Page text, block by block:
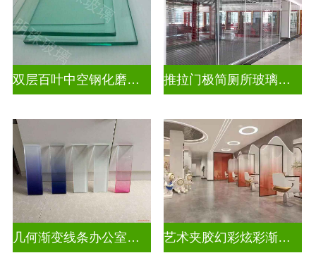
双层百叶中空钢化磨砂玄关隔断 推拉门极简厕所玻璃移门隔断墙
几何渐变线条办公室渐变装饰玻璃 艺术夹胶幻彩炫彩渐变玻璃